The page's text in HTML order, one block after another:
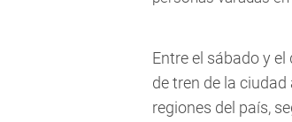
Entre el sábado y
de tren de la
regiones del país,